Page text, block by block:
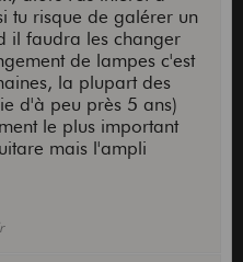
tu risque de galérer un
il faudra les changer
de lampes c'est
la plupart des
d'à peu près 5 ans)
le plus important
mais l'ampli